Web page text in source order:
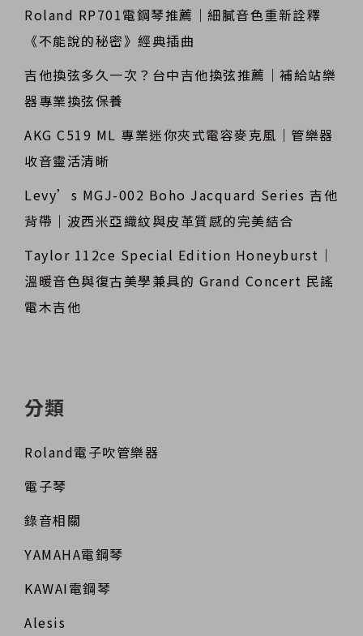
Roland RP701電鋼琴推薦｜細膩音色重新詮釋
《不能說的秘密》經典插曲
吉他換弦多久一次？台中吉他換弦推薦｜補給站樂
器專業換弦保養
AKG C519 ML 專業迷你夾式電容麥克風｜管樂器
收音靈活清晰
Levy’s MGJ-002 Boho Jacquard Series 吉他
背帶｜波西米亞織紋與皮革質感的完美結合
Taylor 112ce Special Edition Honeyburst｜
溫暖音色與復古美學兼具的 Grand Concert 民謠
電木吉他
分類
Roland電子吹管樂器
電子琴
錄音相關
YAMAHA電鋼琴
KAWAI電鋼琴
Alesis